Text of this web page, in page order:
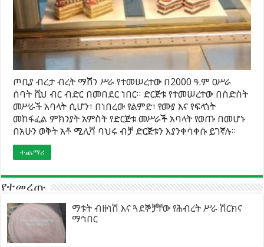
ጦቢያ ብረታ ብረት ማሽን ሥራ የተመሠረተው በ2000 ዓ.ም ዐሥራ
ሰባት ሺህ ብር ብድር በመበደር ነበር። ድርጅቱ የተመሠረተው በስድስት
መሥራች አባላት ሲሆን፣ በነበረው የልምድ፣ የሙያ እና የፍላጎት
መከፋፈል ምክንያት አምስት የድርጅቱ መሥራች አባላት የወጡ በመሆኑ
በአሁን ወቅት አቶ ሚሊሻ ባህሩ ብቻ ድርጅቱን እያንቀሳቀሱ ይገኛሉ።
ተጨማሪ
የተመረጡ
ማቱት ብዙነሽ እና ጓደኞቻቸው የሕብረት ሥራ ሽርክና
ማኅበር